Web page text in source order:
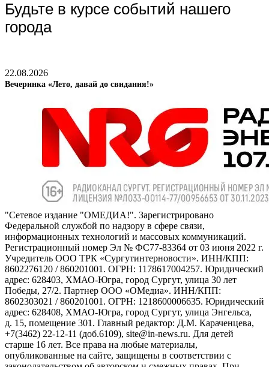
Будьте в курсе событий нашего
города
22.08.2026
Вечеринка «Лето, давай до свидания!»
"Сетевое издание "ОМЕДИА!". Зарегистрировано
Федеральной службой по надзору в сфере связи,
информационных технологий и массовых коммуникаций.
Регистрационный номер Эл № ФС77-83364 от 03 июня 2022 г.
Учредитель ООО ТРК «Сургутинтерновости». ИНН/КПП:
8602276120 / 860201001. ОГРН: 1178617004257. Юридический
адрес: 628403, ХМАО-Югра, город Сургут, улица 30 лет
Победы, 27/2. Партнер ООО «ОМедиа». ИНН/КПП:
8602303021 / 860201001. ОГРН: 1218600006635. Юридический
адрес: 628408, ХМАО-Югра, город Сургут, улица Энгельса,
д. 15, помещение 301. Главный редактор: Д.М. Караченцева,
+7(3462) 22-12-11 (доб.6109), site@in-news.ru. Для детей
старше 16 лет. Все права на любые материалы,
опубликованные на сайте, защищены в соответствии с